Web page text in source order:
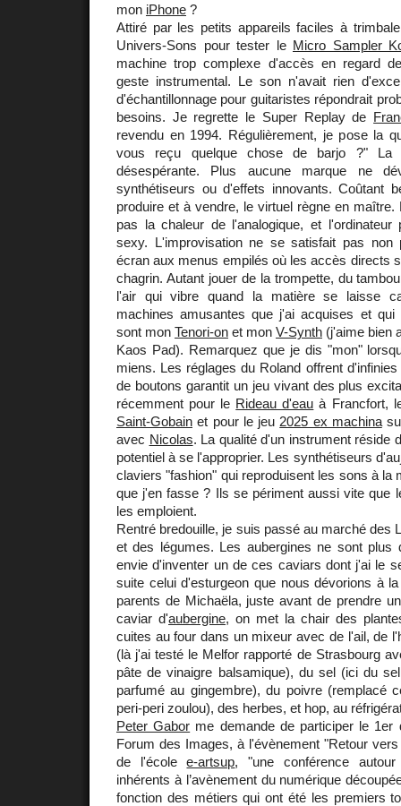
mon iPhone ?
Attiré par les petits appareils faciles à
Univers-Sons pour tester le Micro Sampler
machine trop complexe d'accès en regard
geste instrumental. Le son n'avait rien
d'échantillonnage pour guitaristes répondrait
besoins. Je regrette le Super Replay de
revendu en 1994. Régulièrement, je pose la
vous reçu quelque chose de barjo ?" La
désespérante. Plus aucune marque ne
synthétiseurs ou d'effets innovants. Coûtant
produire et à vendre, le virtuel règne en maître.
pas la chaleur de l'analogique, et l'ordinateur
sexy. L'improvisation ne se satisfait pas non
écran aux menus empilés où les accès directs
chagrin. Autant jouer de la trompette, du
l'air qui vibre quand la matière se laisse
machines amusantes que j'ai acquises et qui
sont mon Tenori-on et mon V-Synth (j'aime bien
Kaos Pad). Remarquez que je dis "mon"
miens. Les réglages du Roland offrent
de boutons garantit un jeu vivant des plus
récemment pour le Rideau d'eau à Francfort,
Saint-Gobain et pour le jeu 2025 ex machina
avec Nicolas. La qualité d'un instrument réside
potentiel à se l'approprier. Les synthétiseurs
claviers "fashion" qui reproduisent les sons à la
que j'en fasse ? Ils se périment aussi vite que
les emploient.
Rentré bredouille, je suis passé au marché des
et des légumes. Les aubergines ne sont plus
envie d'inventer un de ces caviars dont j'ai le
suite celui d'esturgeon que nous dévorions à
parents de Michaëla, juste avant de prendre
caviar d'aubergine, on met la chair des
cuites au four dans un mixeur avec de l'ail, de
(là j'ai testé le Melfor rapporté de Strasbourg
pâte de vinaigre balsamique), du sel (ici du
parfumé au gingembre), du poivre (remplacé
peri-peri zoulou), des herbes, et hop, au
Peter Gabor me demande de participer le 1er
Forum des Images, à l'évènement "Retour
de l'écolee-artsup, "une conférence autour
inhérents à l’avènement du numérique
fonction des métiers qui ont été les premiers